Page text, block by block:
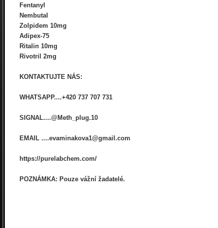
Fentanyl
Nembutal
Zolpidem 10mg
Adipex-75
Ritalin 10mg
Rivotril 2mg
KONTAKTUJTE NÁS:
WHATSAPP....+420 737 707 731
SIGNAL....@Meth_plug.10
EMAIL ....evaminakova1@gmail.com
https://purelabchem.com/
POZNÁMKA: Pouze vážní žadatelé.